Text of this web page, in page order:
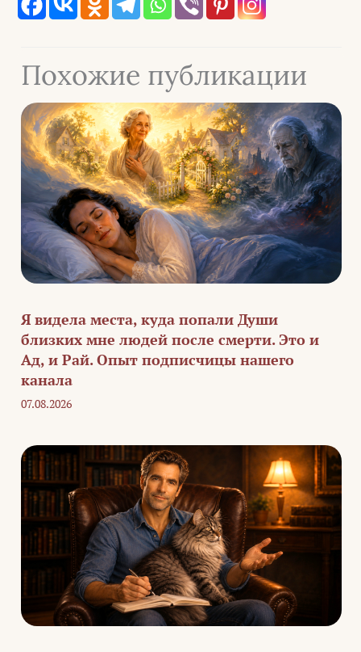
Похожие публикации
Я видела места, куда попали Души
близких мне людей после смерти. Это и
Ад, и Рай. Опыт подписчицы нашего
канала
07.08.2026